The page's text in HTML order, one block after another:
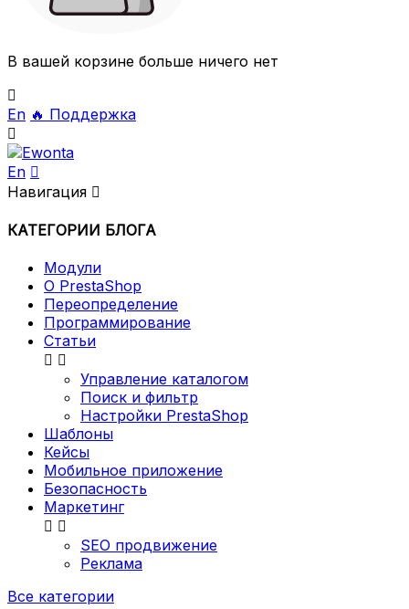
В вашей корзине больше ничего нет

En 🔥 Поддержка

En 
Навигация 
КАТЕГОРИИ БЛОГА
Модули
О PrestaShop
Переопределение
Программирование
Статьи
 
Управление каталогом
Поиск и фильтр
Настройки PrestaShop
Шаблоны
Кейсы
Мобильное приложение
Безопасность
Маркетинг
 
SEO продвижение
Реклама
Все категории